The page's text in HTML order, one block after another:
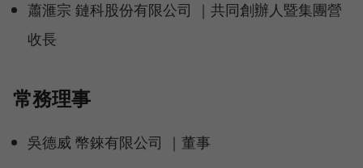
蕭滙宗 鏈科股份有限公司 ｜共同創辦人暨集團營
收長
常務理事
吳德威 幣錸有限公司 ｜董事